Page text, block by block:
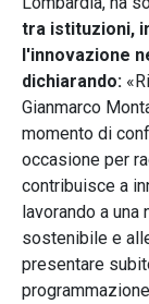
tra istituzioni,
l'innovazione
dichiarando:
Gianmarco
momento di
occasione per
contribuisce a
lavorando a una
sostenibile e
presentare